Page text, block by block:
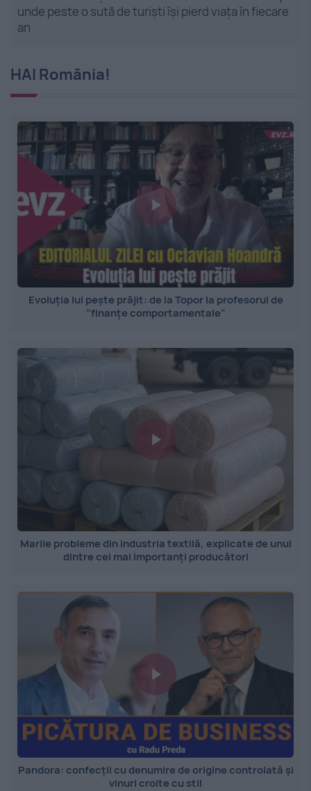
unde peste o sută de turiști își pierd viața în fiecare
an
HAI România!
Evoluția lui pește prăjit: de la Topor la profesorul de
”finanțe comportamentale”
Marile probleme din industria textilă, explicate de unul
dintre cei mai importanți producători
Pandora: confecții cu denumire de origine controlată și
vinuri croite cu stil